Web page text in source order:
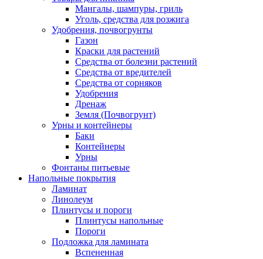
Мангалы, шампуры, гриль
Уголь, средства для розжига
Удобрения, почвогрунты
Газон
Краски для растений
Средства от болезни растений
Средства от вредителей
Средства от сорняков
Удобрения
Дренаж
Земля (Почвогрунт)
Урны и контейнеры
Баки
Контейнеры
Урны
Фонтаны питьевые
Напольные покрытия
Ламинат
Линолеум
Плинтусы и пороги
Плинтусы напольные
Пороги
Подложка для ламината
Вспененная